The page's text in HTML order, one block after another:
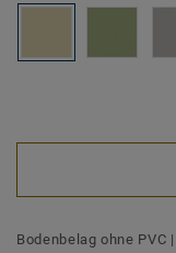
Bodenbelag ohne PVC |